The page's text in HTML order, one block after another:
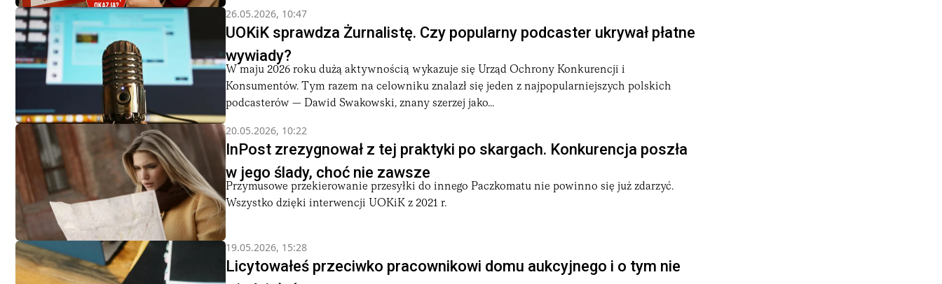
26.05.2026, 10:47
UOKiK sprawdza Żurnalistę. Czy popularny podcaster ukrywał płatne
wywiady?
W maju 2026 roku dużą aktywnością wykazuje się Urząd Ochrony Konkurencji i
Konsumentów. Tym razem na celowniku znalazł się jeden z najpopularniejszych polskich
podcasterów — Dawid Swakowski, znany szerzej jako...
20.05.2026, 10:22
InPost zrezygnował z tej praktyki po skargach. Konkurencja poszła
w jego ślady, choć nie zawsze
Przymusowe przekierowanie przesyłki do innego Paczkomatu nie powinno się już zdarzyć.
Wszystko dzięki interwencji UOKiK z 2021 r.
19.05.2026, 15:28
Licytowałeś przeciwko pracownikowi domu aukcyjnego i o tym nie